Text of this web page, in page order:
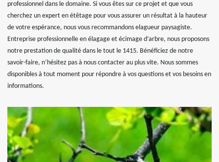
professionnel dans le domaine. Si vous êtes sur ce projet et que vous
cherchez un expert en étêtage pour vous assurer un résultat à la hauteur
de votre espérance, nous vous recommandons elagueur paysagiste.
Entreprise professionnelle en élagage et écimage d’arbre, nous proposons
notre prestation de qualité dans le tout le 1415. Bénéficiez de notre
savoir-faire, n’hésitez pas à nous contacter au plus vite. Nous sommes
disponibles à tout moment pour répondre à vos questions et vos besoins en
informations.